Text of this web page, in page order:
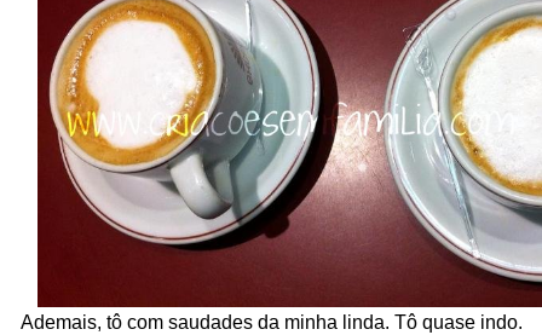
Ademais, tô com saudades da minha linda. Tô quase indo.